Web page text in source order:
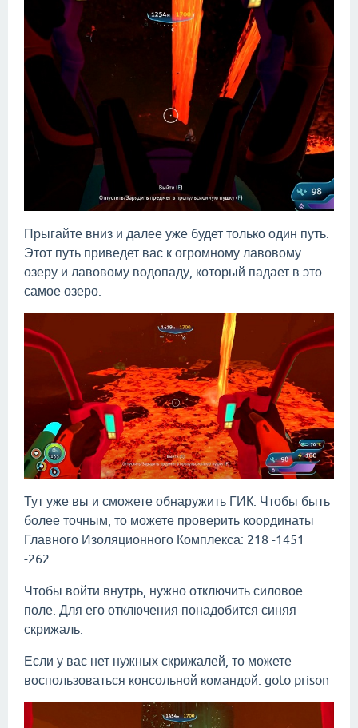
Прыгайте вниз и далее уже будет только один путь.
Этот путь приведет вас к огромному лавовому
озеру и лавовому водопаду, который падает в это
самое озеро.
Тут уже вы и сможете обнаружить ГИК. Чтобы быть
более точным, то можете проверить координаты
Главного Изоляционного Комплекса: 218 -1451
-262.
Чтобы войти внутрь, нужно отключить силовое
поле. Для его отключения понадобится синяя
скрижаль.
Если у вас нет нужных скрижалей, то можете
воспользоваться консольной командой: goto prison